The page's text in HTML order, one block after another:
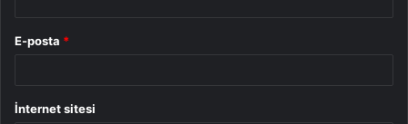
E-posta *
İnternet sitesi